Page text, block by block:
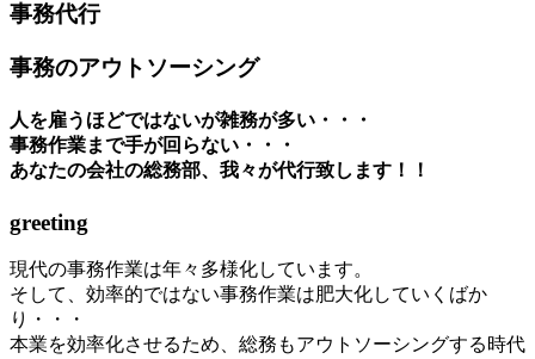
事務代行
事務のアウトソーシング
人を雇うほどではないが雑務が多い・・・
事務作業まで手が回らない・・・
あなたの会社の総務部、我々が代行致します！！
greeting
現代の事務作業は年々多様化しています。
そして、効率的ではない事務作業は肥大化していくばか
り・・・
本業を効率化させるため、総務もアウトソーシングする時代